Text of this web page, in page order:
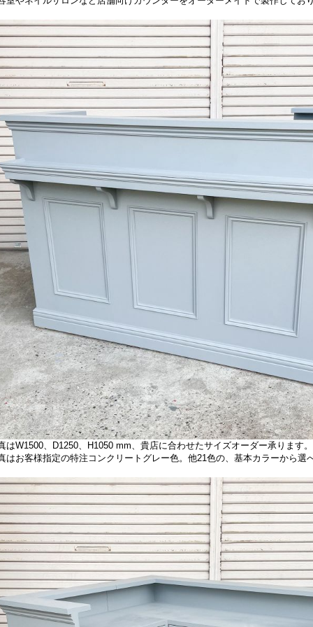
はW1500、D1250、H1050 mm、貴店に合わせたサイズオーダー承ります。
はお客様指定の特注コンクリートグレー色。他21色の、基本カラーから選